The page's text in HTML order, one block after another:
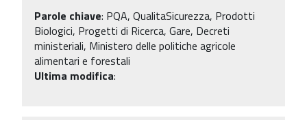
Parole chiave: PQA, QualitaSicurezza, Prodotti
Biologici, Progetti di Ricerca, Gare, Decreti
ministeriali, Ministero delle politiche agricole
alimentari e forestali
Ultima modifica: